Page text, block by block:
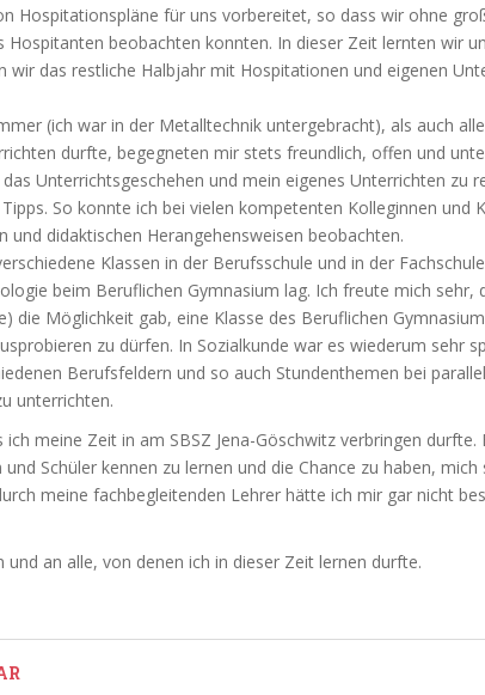
Hospitationspläne für uns vorbereitet, so dass wir ohne
Hospitanten beobachten konnten. In dieser Zeit lernten wir
wir das restliche Halbjahr mit Hospitationen und eigenen
(ich war in der Metalltechnik untergebracht), als auch
durfte, begegneten mir stets freundlich, offen und
Unterrichtsgeschehen und mein eigenes Unterrichten zu
So konnte ich bei vielen kompetenten Kolleginnen und
und didaktischen Herangehensweisen beobachten.
Klassen in der Berufsschule und in der
beim Beruflichen Gymnasium lag. Ich freute mich sehr,
die Möglichkeit gab, eine Klasse des Beruflichen
zu dürfen. In Sozialkunde war es wiederum sehr
Berufsfeldern und so auch Stundenthemen bei
unterrichten.
meine Zeit in am SBSZ Jena-Göschwitz verbringen durfte.
Schüler kennen zu lernen und die Chance zu haben,
meine fachbegleitenden Lehrer hätte ich mir gar nicht
und an alle, von denen ich in dieser Zeit lernen durfte.